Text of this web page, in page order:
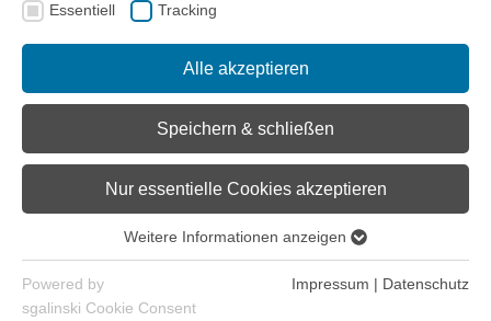
Mitten Drin und Außen vor
ein, daran mitzuwirken, dass sich möglichst alle "Mitten drin"
voll entfalten können und niemand mehr "Außen vor" bleibt.
Essentiell Tracking
Alle akzeptieren
Speichern & schließen
Nur essentielle Cookies akzeptieren
Essentielle Cookies werden für grundlegende Funktionen der
Webseite benötigt. Dadurch ist gewährleistet, dass die
Weitere Informationen anzeigen
Powered by
sgalinski Cookie Consent
Impressum | Datenschutz